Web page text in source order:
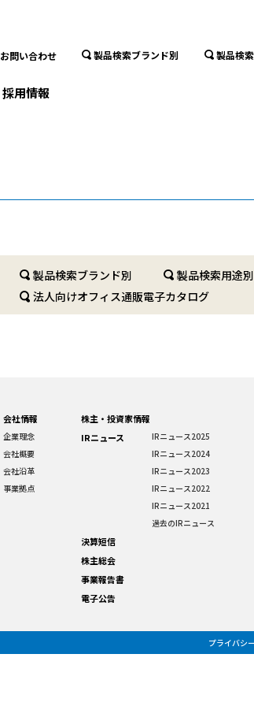
お問い合わせ 製品検索ブランド別 製品検
採用情報
製品検索ブランド別
製品検索用途別
法人向けオフィス通販電子カタログ
会社情報
企業理念
会社概要
会社沿革
事業拠点
株主・投資家情報
IRニュース
IRニュース2025
IRニュース2024
IRニュース2023
IRニュース2022
IRニュース2021
過去のIRニュース
決算短信
株主総会
事業報告書
電子公告
プライバシ